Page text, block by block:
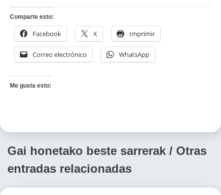
Comparte esto:
Facebook X Imprimir
Correo electrónico WhatsApp
Me gusta esto:
Gai honetako beste sarrerak / Otras
entradas relacionadas